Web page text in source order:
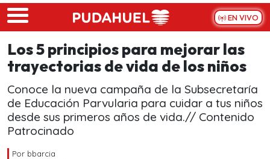
Skip to main content
EN VIVO
Los 5 principios para mejorar las
trayectorias de vida de los niños
Conoce la nueva campaña de la Subsecretaría
de Educación Parvularia para cuidar a tus niños
desde sus primeros años de vida.// Contenido
Patrocinado
Por bbarcia